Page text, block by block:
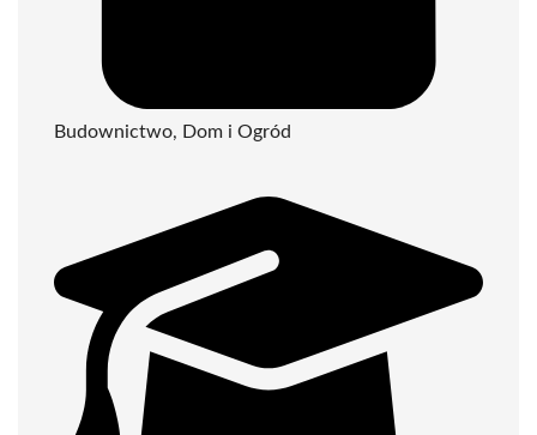
Budownictwo, Dom i Ogród